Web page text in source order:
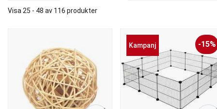
Visa 25 - 48 av 116 produkter
Kampanj -15%